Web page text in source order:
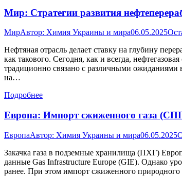
Мир: Стратегии развития
МирАвтор: Химия Украины и мира06.05.2025
Нефтяная отрасль делает ставку на глубину
как такового. Сегодня, как и всегда,
традиционно связано с различными ожиданиями
на…
Подробнее
Европа: Импорт сжиженного газа
ЕвропаАвтор: Химия Украины и мира06.05.2025
Закачка газа в подземные хранилища (ПХГ)
данные Gas Infrastructure Europe (GIE). Однако
ранее. При этом импорт сжиженного